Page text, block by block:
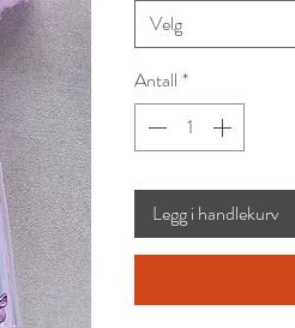
Velg
Antall *
Legg i handlekurv